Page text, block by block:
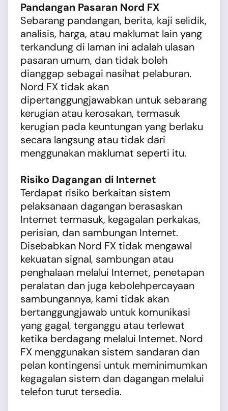
Pandangan Pasaran Nord FX
Sebarang pandangan, berita, kaji selidik,
analisis, harga, atau maklumat lain yang
terkandung di laman ini adalah ulasan
pasaran umum, dan tidak boleh
dianggap sebagai nasihat pelaburan.
Nord FX tidak akan
dipertanggungjawabkan untuk sebarang
kerugian atau kerosakan, termasuk
kerugian pada keuntungan yang berlaku
secara langsung atau tidak dari
menggunakan maklumat seperti itu.
Risiko Dagangan di Internet
Terdapat risiko berkaitan sistem
pelaksanaan dagangan berasaskan
Internet termasuk, kegagalan perkakas,
perisian, dan sambungan Internet.
Disebabkan Nord FX tidak mengawal
kekuatan signal, sambungan atau
penghalaan melalui Internet, penetapan
peralatan dan juga kebolehpercayaan
sambungannya, kami tidak akan
bertanggungjawab untuk komunikasi
yang gagal, terganggu atau terlewat
ketika berdagang melalui Internet. Nord
FX menggunakan sistem sandaran dan
pelan kontingensi untuk meminimumkan
kegagalan sistem dan dagangan melalui
telefon turut tersedia.